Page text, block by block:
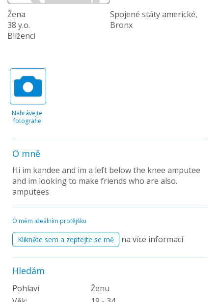
Žena
38 y.o.
Blíženci
Spojené státy americké,
Bronx
Nahrávejte
fotografie
O mně
Hi im kandee and im a left below the knee amputee
and im looking to make friends who are also.
amputees
O mém ideálním protějšku
Klikněte sem a zeptejte se mě na více informací
Hledám
Pohlaví
Ženu